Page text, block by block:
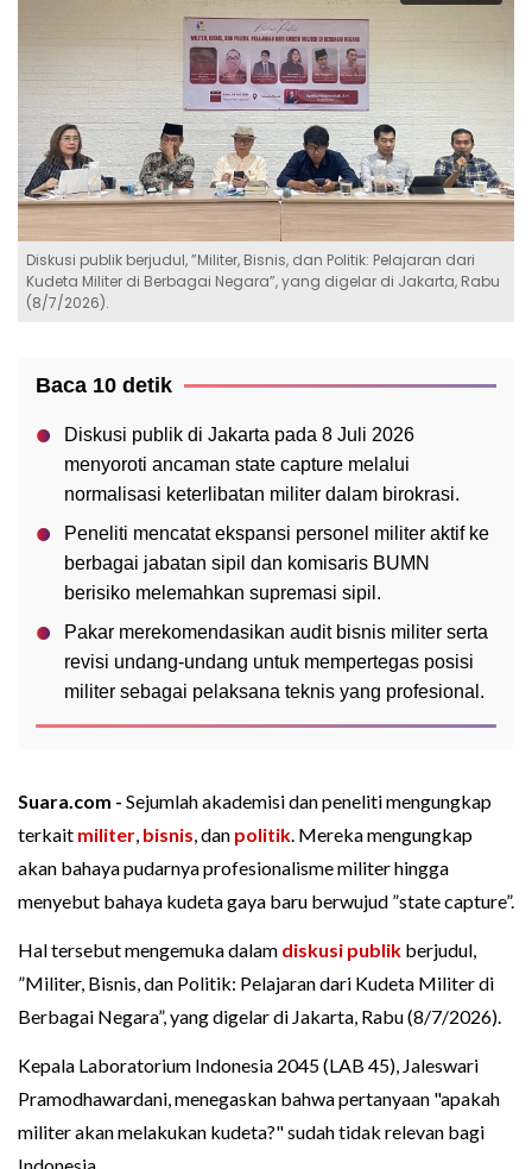
Diskusi publik berjudul, ”Militer, Bisnis, dan Politik: Pelajaran dari
Kudeta Militer di Berbagai Negara”, yang digelar di Jakarta, Rabu
(8/7/2026).
Baca 10 detik
Diskusi publik di Jakarta pada 8 Juli 2026
menyoroti ancaman state capture melalui
normalisasi keterlibatan militer dalam birokrasi.
Peneliti mencatat ekspansi personel militer aktif ke
berbagai jabatan sipil dan komisaris BUMN
berisiko melemahkan supremasi sipil.
Pakar merekomendasikan audit bisnis militer serta
revisi undang-undang untuk mempertegas posisi
militer sebagai pelaksana teknis yang profesional.
Suara.com - Sejumlah akademisi dan peneliti mengungkap
terkait militer, bisnis, dan politik. Mereka mengungkap
akan bahaya pudarnya profesionalisme militer hingga
menyebut bahaya kudeta gaya baru berwujud ”state capture”.
Hal tersebut mengemuka dalam diskusi publik berjudul,
”Militer, Bisnis, dan Politik: Pelajaran dari Kudeta Militer di
Berbagai Negara”, yang digelar di Jakarta, Rabu (8/7/2026).
Kepala Laboratorium Indonesia 2045 (LAB 45), Jaleswari
Pramodhawardani, menegaskan bahwa pertanyaan "apakah
militer akan melakukan kudeta?" sudah tidak relevan bagi